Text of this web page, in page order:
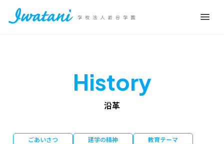
History
沿革
ごあいさつ 建学の精神
教育テーマ